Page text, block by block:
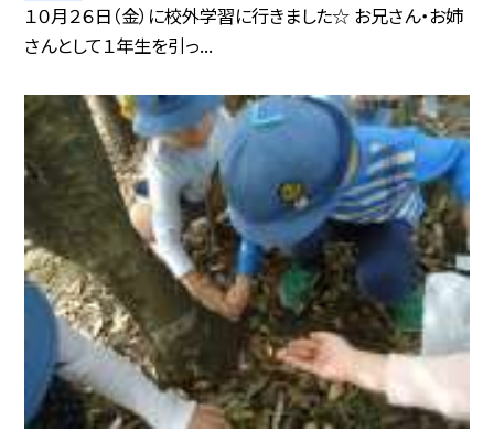
１０月２６日（金）に校外学習に行きました☆ お兄さん・お姉
さんとして１年生を引っ...